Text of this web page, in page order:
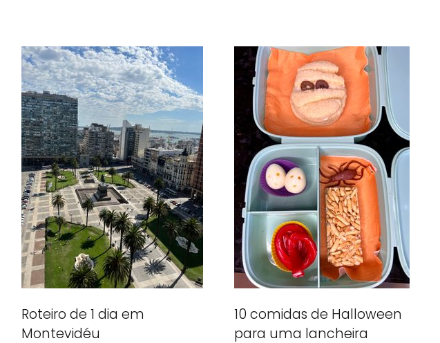
Roteiro de 1 dia em
Montevidéu
10 comidas de Halloween
para uma lancheira